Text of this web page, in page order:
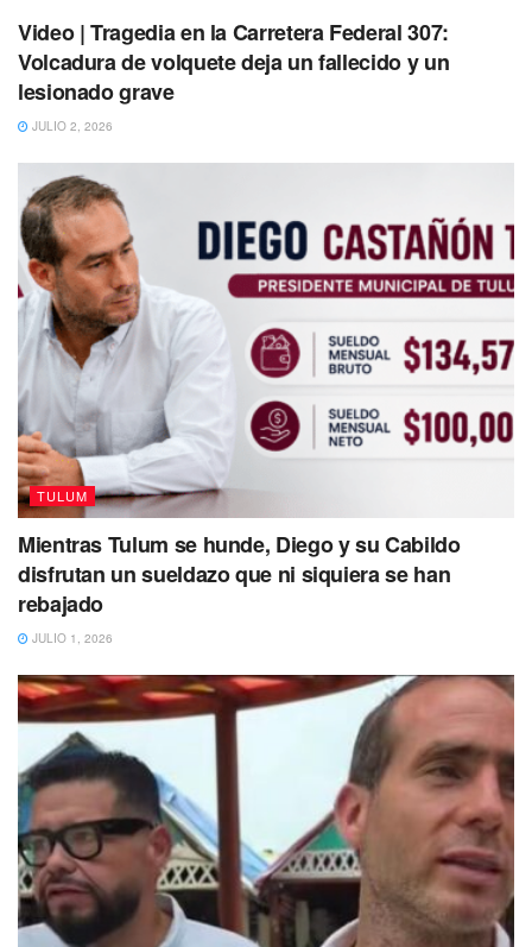
Este sábado, la Zofemat-Tulum llevó a cabo la limpieza de
playas en las inmediaciones del Hotel Ikal e instaló las
banderas Platino en las playas que cuentan con dicha
Al término del evento, se hicieron reconocimientos a los
involucrados en ésta jornada de limpieza, entre los que
Video | Tragedia en la Carretera Federal 307:
Volcadura de volquete deja un fallecido y un
lesionado grave
JULIO 2, 2026
TULUM
Mientras Tulum se hunde, Diego y su Cabildo
disfrutan un sueldazo que ni siquiera se han
rebajado
JULIO 1, 2026